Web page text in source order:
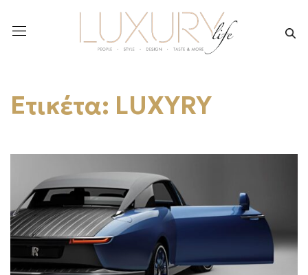
Ετικέτα: LUXYRY